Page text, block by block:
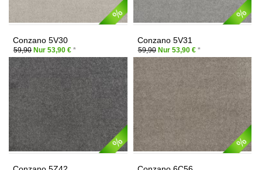
Conzano 5V30
59,90 Nur 53,90 € *
Conzano 5V31
59,90Nur 53,90 € *